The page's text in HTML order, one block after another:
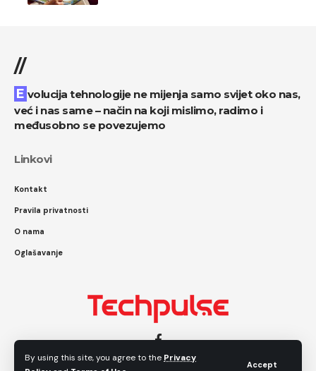
By using this site, you agree to the Privacy
Accept
//
Evolucija tehnologije ne mijenja samo svijet oko nas,
već i nas same – način na koji mislimo, radimo i
međusobno se povezujemo
Linkovi
Kontakt
Pravila privatnosti
O nama
Oglašavanje